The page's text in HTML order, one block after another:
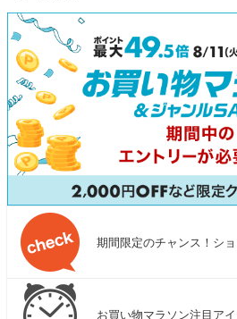
期間限定のチャンス！シ
お買い物マラソン注目ア